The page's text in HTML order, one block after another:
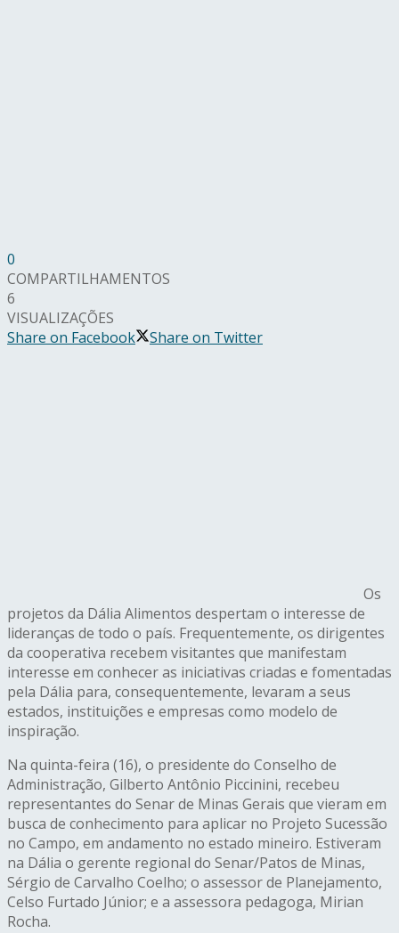
0
COMPARTILHAMENTOS
6
VISUALIZAÇÕES
Share on Facebook
Share on Twitter
Os
projetos da Dália Alimentos despertam o interesse de
lideranças de todo o país. Frequentemente, os dirigentes
da cooperativa recebem visitantes que manifestam
interesse em conhecer as iniciativas criadas e fomentadas
pela Dália para, consequentemente, levaram a seus
estados, instituições e empresas como modelo de
inspiração.
Na quinta-feira (16), o presidente do Conselho de
Administração, Gilberto Antônio Piccinini, recebeu
representantes do Senar de Minas Gerais que vieram em
busca de conhecimento para aplicar no Projeto Sucessão
no Campo, em andamento no estado mineiro. Estiveram
na Dália o gerente regional do Senar/Patos de Minas,
Sérgio de Carvalho Coelho; o assessor de Planejamento,
Celso Furtado Júnior; e a assessora pedagoga, Mirian
Rocha.